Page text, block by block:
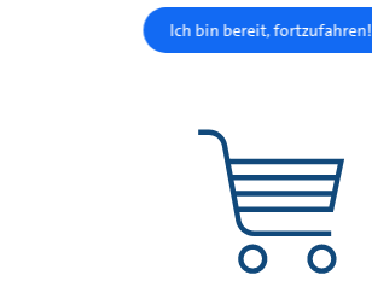
Ich bin bereit, fortzufahren!